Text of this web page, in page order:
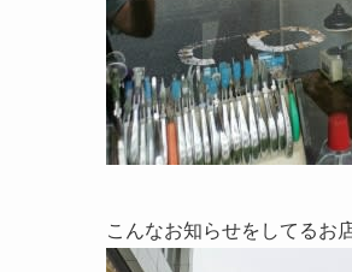
こんなお知らせをしてるお